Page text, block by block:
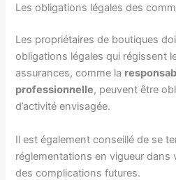
Les obligations légales des
Les propriétaires de boutiques
obligations légales qui régissent
assurances, comme la
professionnelle, peuvent être
d’activité envisagée.
Il est également conseillé de se
réglementations en vigueur dans
des complications futures.